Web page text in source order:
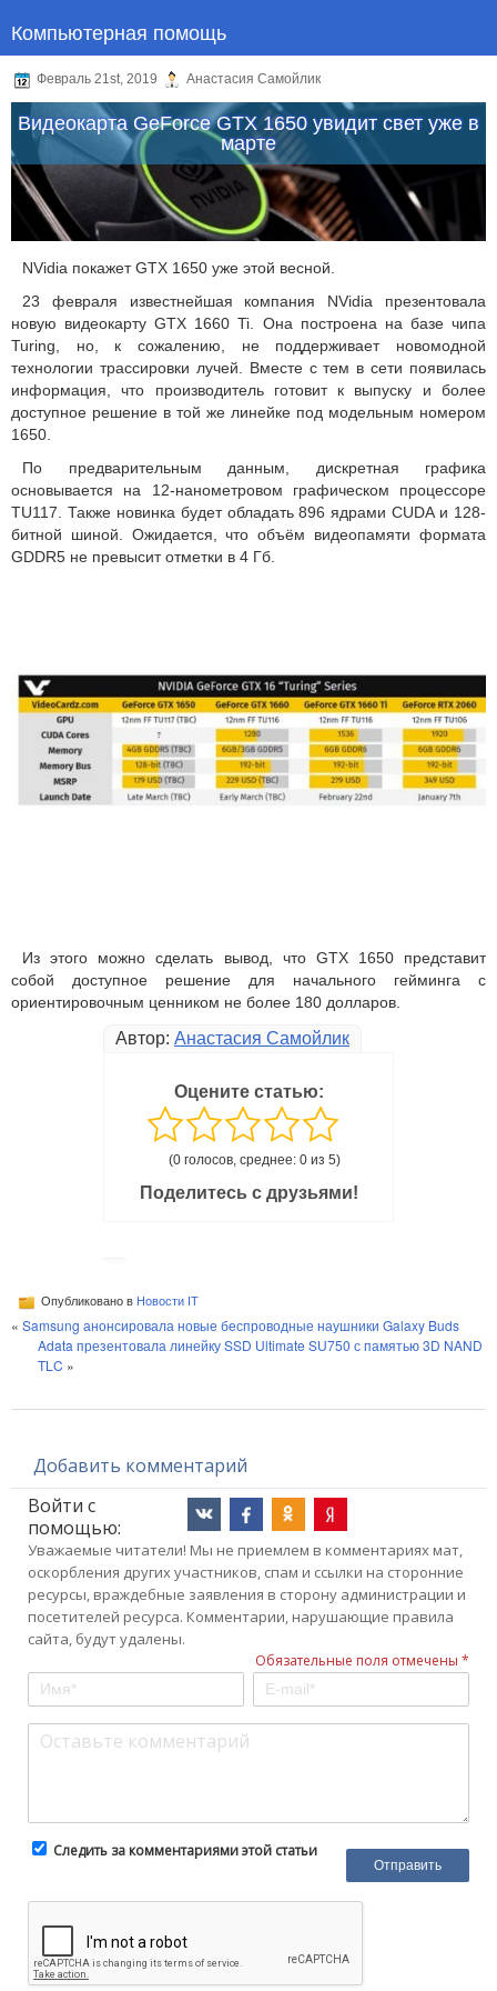
Компьютерная помощь
Февраль 21st, 2019 Анастасия Самойлик
Видеокарта GeForce GTX 1650 увидит свет уже в
марте
NVidia покажет GTX 1650 уже этой весной.
23 февраля известнейшая компания NVidia презентовала
новую видеокарту GTX 1660 Ti. Она построена на базе чипа
Turing, но, к сожалению, не поддерживает новомодной
технологии трассировки лучей. Вместе с тем в сети появилась
информация, что производитель готовит к выпуску и более
доступное решение в той же линейке под модельным номером
1650.
По предварительным данным, дискретная графика
основывается на 12-нанометровом графическом процессоре
TU117. Также новинка будет обладать 896 ядрами CUDA и 128-
битной шиной. Ожидается, что объём видеопамяти формата
GDDR5 не превысит отметки в 4 Гб.
Из этого можно сделать вывод, что GTX 1650 представит
собой доступное решение для начального гейминга с
ориентировочным ценником не более 180 долларов.
Автор: Анастасия Самойлик
Оцените статью:
(0 голосов, среднее: 0 из 5)
Поделитесь с друзьями!
Опубликовано в Новости IT
« Samsung анонсировала новые беспроводные наушники Galaxy Buds
Adata презентовала линейку SSD Ultimate SU750 с памятью 3D NAND
TLC »
Добавить комментарий
Войти с
помощью:
Уважаемые читатели! Мы не приемлем в комментариях мат,
оскорбления других участников, спам и ссылки на сторонние
ресурсы, враждебные заявления в сторону администрации и
посетителей ресурса. Комментарии, нарушающие правила
сайта, будут удалены.
Обязательные поля отмечены *
Следить за комментариями этой статьи